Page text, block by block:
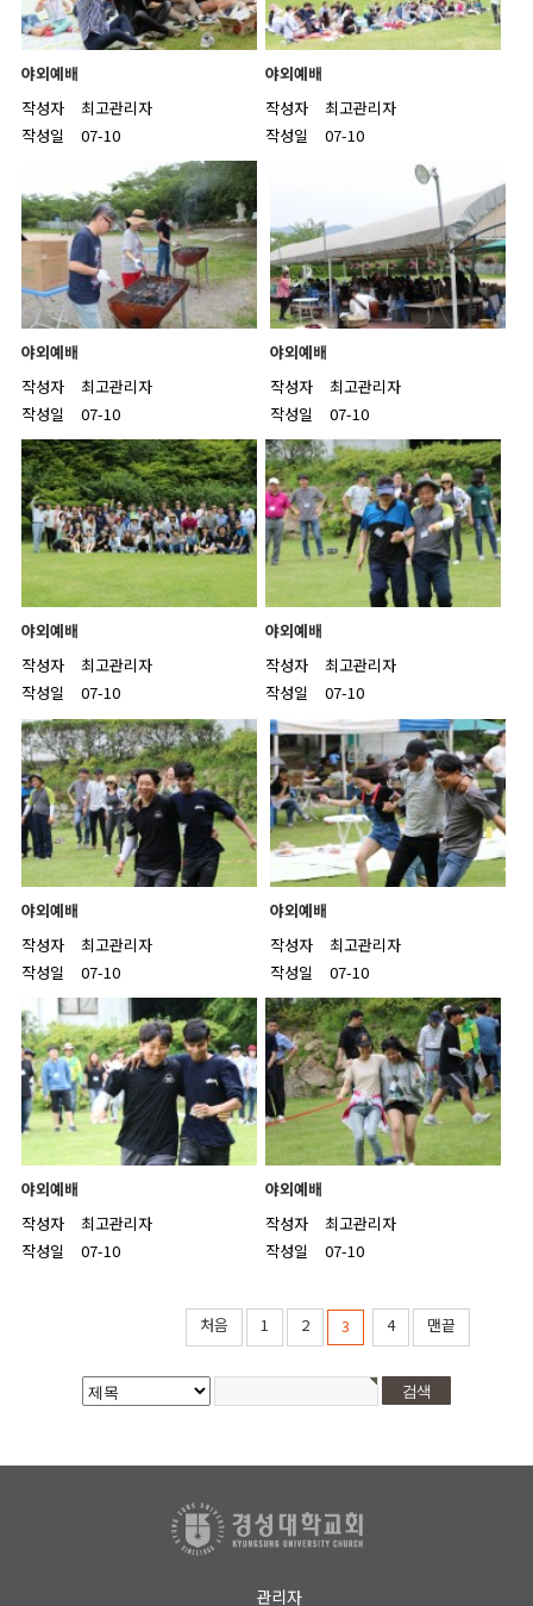
야외예배
작성자
최고관리자
작성일
07-10
야외예배
작성자
최고관리자
작성일
07-10
야외예배
작성자
최고관리자
작성일
07-10
야외예배
작성자
최고관리자
작성일
07-10
야외예배
작성자
최고관리자
작성일
07-10
야외예배
작성자
최고관리자
작성일
07-10
야외예배
작성자
최고관리자
작성일
07-10
야외예배
작성자
최고관리자
작성일
07-10
야외예배
작성자
최고관리자
작성일
07-10
야외예배
작성자
최고관리자
작성일
07-10
처음 1 2 3 4 맨끝
관리자